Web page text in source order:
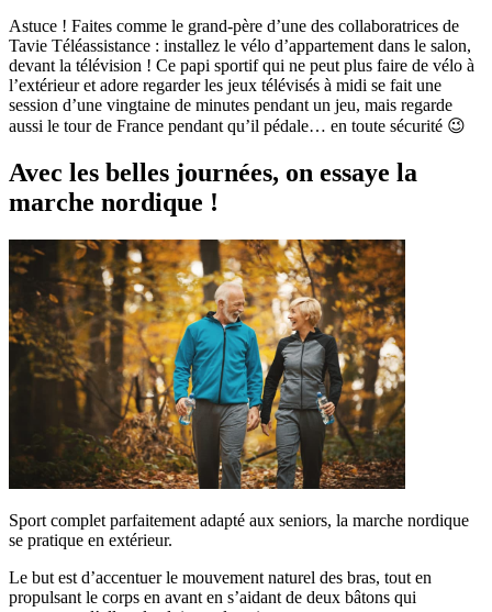
Astuce ! Faites comme le grand-père d’une des collaboratrices de
Tavie Téléassistance : installez le vélo d’appartement dans le salon,
devant la télévision ! Ce papi sportif qui ne peut plus faire de vélo à
l’extérieur et adore regarder les jeux télévisés à midi se fait une
session d’une vingtaine de minutes pendant un jeu, mais regarde
aussi le tour de France pendant qu’il pédale… en toute sécurité 😉
Avec les belles journées, on essaye la
marche nordique !
Sport complet parfaitement adapté aux seniors, la marche nordique
se pratique en extérieur.
Le but est d’accentuer le mouvement naturel des bras, tout en
propulsant le corps en avant en s’aidant de deux bâtons qui